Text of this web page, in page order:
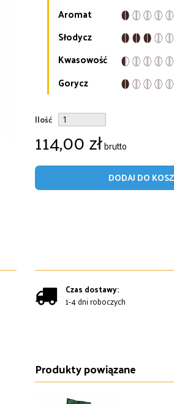
Aromat
Słodycz
Kwasowość
Gorycz
Ilość
114,00 złbrutto
DODAJ DO
Czas dostawy:
1-4 dni roboczych
Produkty powiązane